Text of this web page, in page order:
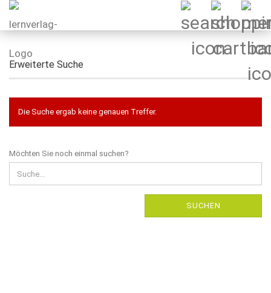
Erweiterte Suche
Die Suche ergab keine genauen Treffer.
MÖCHTEN
SIE
NOCH
EINMAL
Möchten Sie noch einmal suchen?
SUCHEN